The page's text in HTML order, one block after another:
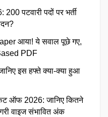
पटवारी पदों पर भर्ती
आया! ये सवाल पूछे गए,
PDF
इस हफ्ते क्या-क्या हुआ
ऑफ 2026: जानिए कितने
वाइज संभावित अंक